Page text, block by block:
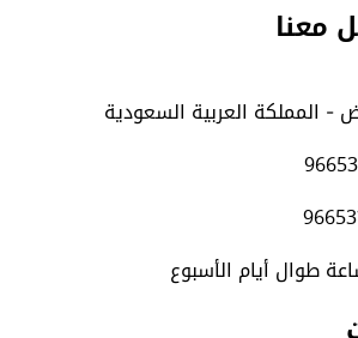
على
يوتيوب
على
انستجرام
معنا
- المملكة العربية السعودية